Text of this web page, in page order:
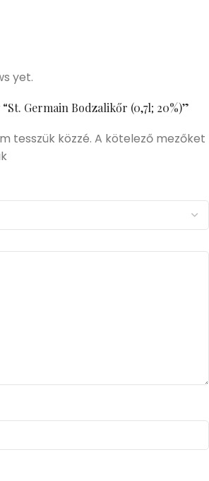
yet.
Germain Bodzalikőr (0,7l; 20%)”
tesszük közzé. A kötelező mezőket